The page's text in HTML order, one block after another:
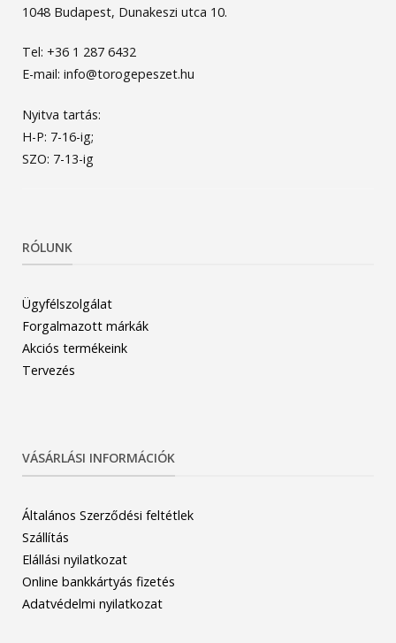
1048 Budapest, Dunakeszi utca 10.
Tel: +36 1 287 6432
E-mail: info@torogepeszet.hu
Nyitva tartás:
H-P: 7-16-ig;
SZO: 7-13-ig
RÓLUNK
Ügyfélszolgálat
Forgalmazott márkák
Akciós termékeink
Tervezés
VÁSÁRLÁSI INFORMÁCIÓK
Általános Szerződési feltétlek
Szállítás
Elállási nyilatkozat
Online bankkártyás fizetés
Adatvédelmi nyilatkozat